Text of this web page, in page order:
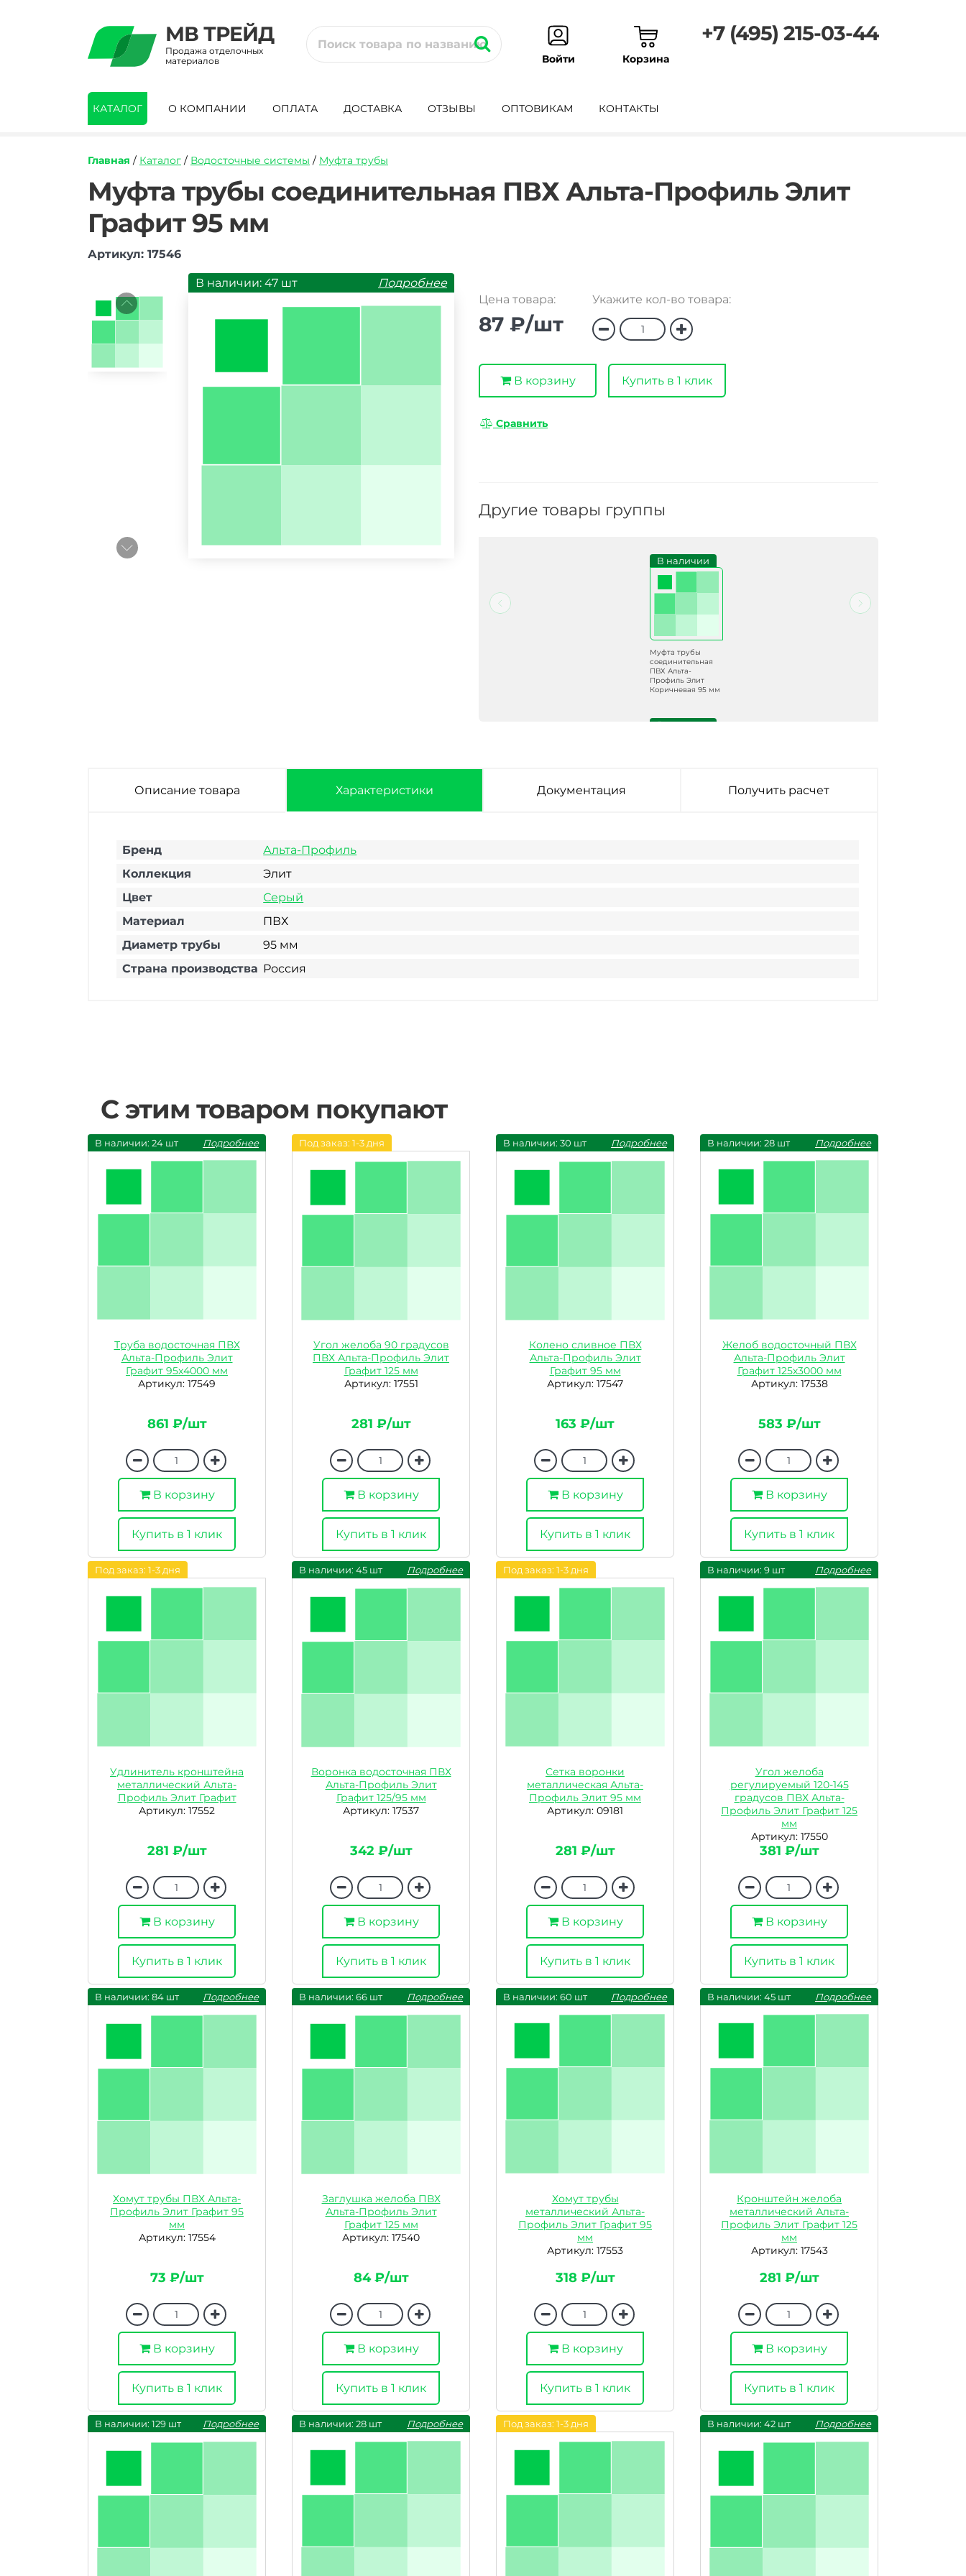
МВ ТРЕЙД
Продажа отделочных
материалов
Войти Корзина
+7 (495) 215-03-44
КАТАЛОГ О КОМПАНИИ ОПЛАТА ДОСТАВКА ОТЗЫВЫ ОПТОВИКАМ КОНТАКТЫ
Главная / Каталог / Водосточные системы / Муфта трубы
https://mvtrade.ru/images/id/normal/mufta-
truby-
soedinitelnaya-
pvkh-
alta-
profil-
elit-
mm.jpg
Муфта трубы соединительная ПВХ Альта-Профиль Элит
Графит 95 мм
Артикул: 17546
В наличии: 47 шт
Подробнее
Цена товара:
87 ₽/шт
Укажите кол-во товара:
В корзину Купить в 1 клик
Сравнить
Другие товары группы
В наличии
Муфта трубы
соединительная
ПВХ Альта-
Профиль Элит
Коричневая 95 мм
В наличии
Описание товара Характеристики Документация Получить расчет
Бренд
Альта-Профиль
Коллекция
Элит
Цвет
Серый
Материал
ПВХ
Диаметр трубы
95 мм
Страна производства Россия
С этим товаром покупают
В наличии: 24 шт Подробнее
Труба водосточная ПВХ
Альта-Профиль Элит
Графит 95х4000 мм
Артикул: 17549
861 ₽/шт
В корзину
Купить в 1 клик
Под заказ: 1-3 дня
Угол желоба 90 градусов
ПВХ Альта-Профиль Элит
Графит 125 мм
Артикул: 17551
281 ₽/шт
В корзину
Купить в 1 клик
В наличии: 30 шт Подробнее
Колено сливное ПВХ
Альта-Профиль Элит
Графит 95 мм
Артикул: 17547
163 ₽/шт
В корзину
Купить в 1 клик
В наличии: 28 шт Подробнее
Желоб водосточный ПВХ
Альта-Профиль Элит
Графит 125х3000 мм
Артикул: 17538
583 ₽/шт
В корзину
Купить в 1 клик
Под заказ: 1-3 дня
Удлинитель кронштейна
металлический Альта-
Профиль Элит Графит
Артикул: 17552
281 ₽/шт
В корзину
Купить в 1 клик
В наличии: 45 шт Подробнее
Воронка водосточная ПВХ
Альта-Профиль Элит
Графит 125/95 мм
Артикул: 17537
342 ₽/шт
В корзину
Купить в 1 клик
Под заказ: 1-3 дня
Сетка воронки
металлическая Альта-
Профиль Элит 95 мм
Артикул: 09181
281 ₽/шт
В корзину
Купить в 1 клик
В наличии: 9 шт Подробнее
Угол желоба
регулируемый 120-145
градусов ПВХ Альта-
Профиль Элит Графит 125
мм
Артикул: 17550
381 ₽/шт
В корзину
Купить в 1 клик
В наличии: 84 шт Подробнее
Хомут трубы ПВХ Альта-
Профиль Элит Графит 95
мм
Артикул: 17554
73 ₽/шт
В корзину
Купить в 1 клик
В наличии: 66 шт Подробнее
Заглушка желоба ПВХ
Альта-Профиль Элит
Графит 125 мм
Артикул: 17540
84 ₽/шт
В корзину
Купить в 1 клик
В наличии: 60 шт Подробнее
Хомут трубы
металлический Альта-
Профиль Элит Графит 95
мм
Артикул: 17553
318 ₽/шт
В корзину
Купить в 1 клик
В наличии: 45 шт Подробнее
Кронштейн желоба
металлический Альта-
Профиль Элит Графит 125
мм
Артикул: 17543
281 ₽/шт
В корзину
Купить в 1 клик
В наличии: 129 шт Подробнее В наличии: 28 шт Подробнее Под заказ: 1-3 дня В наличии: 42 шт Подробнее